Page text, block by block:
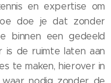
en expertise om
doe je dat zonder
binnen een gedeeld
is de ruimte laten aan
te maken, hierover in